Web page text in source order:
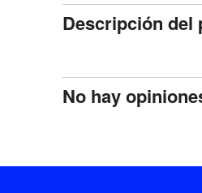
Descripción del
No hay